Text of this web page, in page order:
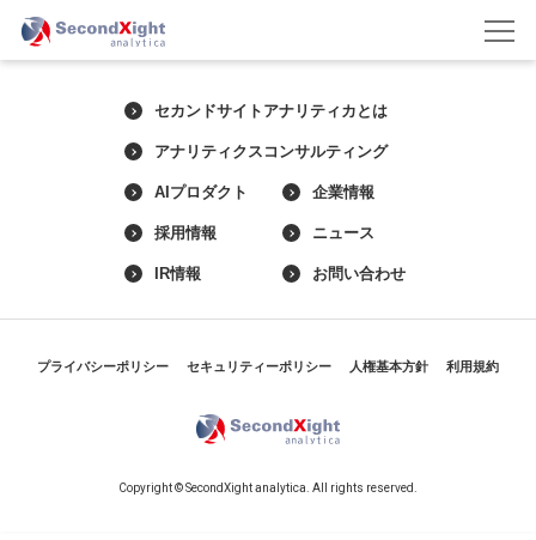
セカンドサイトアナリティカとは
アナリティクスコンサルティング
AIプロダクト 企業情報
採用情報 ニュース
IR情報 お問い合わせ
プライバシーポリシー セキュリティーポリシー 人権基本方針 利用規約
Copyright © SecondXight analytica. All rights reserved.